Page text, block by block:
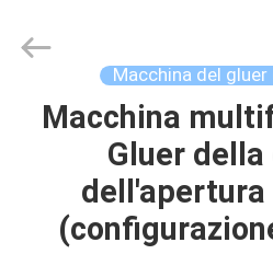
CASA
PRODOTTI
Printyoung
International
Macchina del
Macchina
Gluer